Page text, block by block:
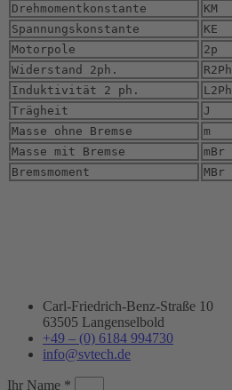
Drehmomentkonstante
KM
Spannungskonstante
KE
Motorpole
2p
Widerstand 2ph.
R2Ph
Induktivität 2 ph.
L2Ph
Trägheit
J
Masse ohne Bremse
m
Masse mit Bremse
mBr
Bremsmoment
MBr
Carl-Friedrich-Benz-Straße 10
63505 Langenselbold
+49 – (0) 6184 994730
info@svtech.de
Ihr Name *